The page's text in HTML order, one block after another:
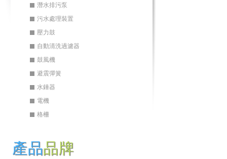
潛水排污泵
污水處理裝置
壓力鼓
自動清洗過濾器
鼓風機
避震彈簧
水錘器
電機
格柵
產品品牌